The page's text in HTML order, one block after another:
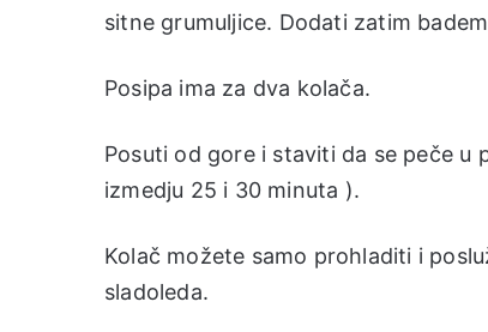
sitne grumuljice. Dodati zatim
Posipa ima za dva kolača.
Posuti od gore i staviti da se peče u
izmedju 25 i 30 minuta ).
Kolač možete samo prohladiti i
sladoleda.